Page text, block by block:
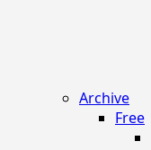
Archive
Free